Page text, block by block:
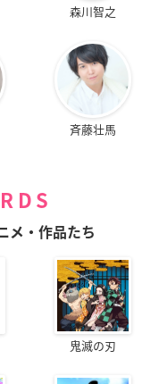
森川智之
斉藤壮馬
メ・作品たち
鬼滅の刃